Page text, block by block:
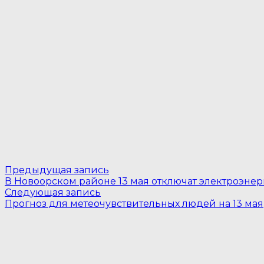
Навигация
по
записям
Предыдущая запись
запись:
В Новоорском районе 13 мая отключат
Следующая запись
запись:
Прогноз для метеочувствительных людей на 13 мая